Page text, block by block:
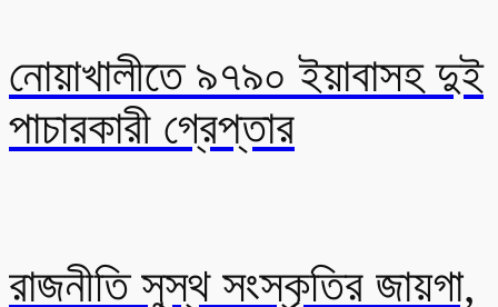
নোয়াখালীতে ৯৭৯০ ইয়াবাসহ দুই
পাচারকারী গ্রেপ্তার
রাজনীতি সুস্থ সংস্কৃতির জায়গা,